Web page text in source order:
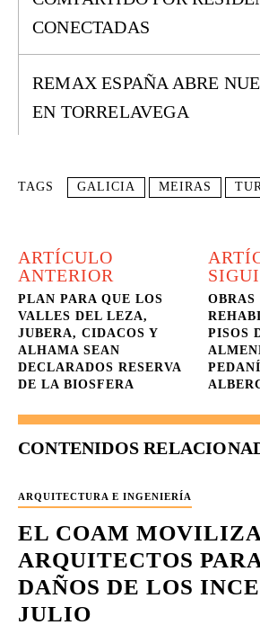
CONECTADAS
REMAX ESPAÑA ABRE
EN TORRELAVEGA
TAGS GALICIA MEIRAS
ARTÍCULO
ANTERIOR
PLAN PARA QUE LOS
VALLES DEL LEZA,
JUBERA, CIDACOS Y
ALHAMA SEAN
DECLARADOS RESERVA
DE LA BIOSFERA
OBRAS
PISOS
CONTENIDOS
ARQUITECTURA E INGENIERÍA
EL COAM MOVILIZA
ARQUITECTOS
DAÑOS DE LOS
JULIO